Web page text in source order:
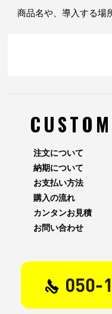
商品名や、導入する場
注文について
納期について
お支払い方法
購入の流れ
カンタンお見積
お問い合わせ